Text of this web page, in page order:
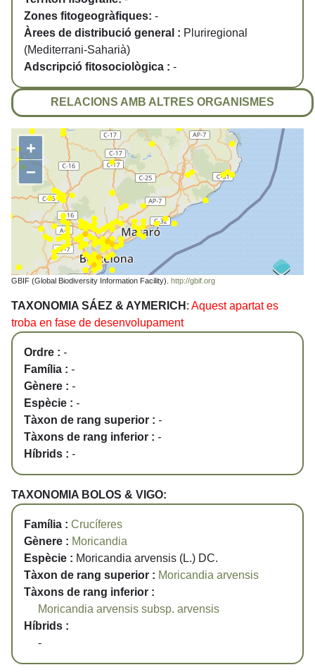
Zones fitogeogràfiques: -
Àrees de distribució general : Pluriregional
(Mediterrani-Saharià)
Adscripció fitosociològica : -
RELACIONS AMB ALTRES ORGANISMES
+
−
GBIF (Global Biodiversity Information Facility). http://gbif.org
TAXONOMIA SÁEZ & AYMERICH : Aquest apartat es
troba en fase de desenvolupament
Ordre : -
Família : -
Gènere : -
Espècie : -
Tàxon de rang superior : -
Tàxons de rang inferior : -
Híbrids : -
TAXONOMIA BOLOS & VIGO:
Família : Crucíferes
Gènere : Moricandia
Espècie : Moricandia arvensis (L.) DC.
Tàxon de rang superior : Moricandia arvensis
Tàxons de rang inferior :
Moricandia arvensis subsp. arvensis
Híbrids :
-